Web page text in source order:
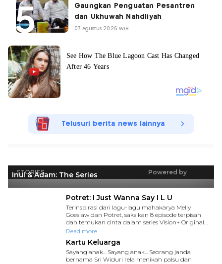
Gaungkan Penguatan Pesantren
dan Ukhuwah Nahdliyah
07 Agustus 2026 WIB
Telusuri berita news lainnya